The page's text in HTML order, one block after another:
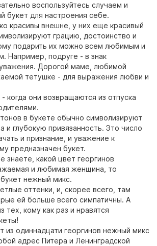
воспользуйтесь случаем и
букет для настроения себе.
красивы внешне, у них еще красивый
грацию, достоинство и
подарить их можно всем любимым и
Например, подруге - в знак
Дорогой маме, любимой
тетушке - для выражения любви и
когда они возвращаются из отпуска
в букете обычно символизируют
и глубокую привязанность. Это число
и признание, и уважение к
предназначен букет.
знаете, какой цвет георгинов
и любимая женщина, то
нежный микс.
оттенки, и, скорее всего, там
ей больше всего симпатичны. А
тех, кому как раз и нравятся
из одиннадцати георгинов нежный микс
адрес Питера и Ленинградской